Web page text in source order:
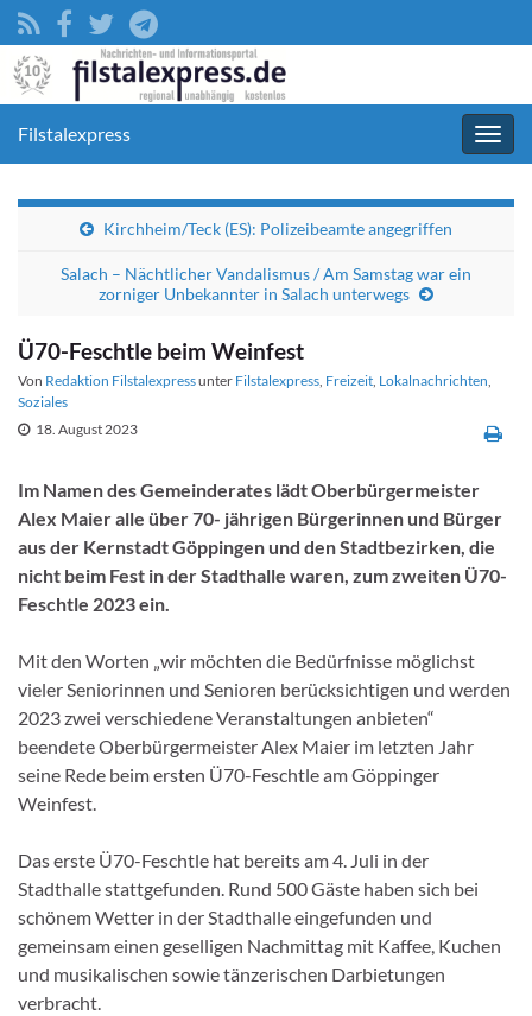
Filstalexpress
Kirchheim/Teck (ES): Polizeibeamte angegriffen
Salach – Nächtlicher Vandalismus / Am Samstag war ein
zorniger Unbekannter in Salach unterwegs
Ü70-Feschtle beim Weinfest
Von Redaktion Filstalexpressunter Filstalexpress, Freizeit, Lokalnachrichten,
Soziales
18. August 2023
Im Namen des Gemeinderates lädt Oberbürgermeister
Alex Maier alle über 70- jährigen Bürgerinnen und Bürger
aus der Kernstadt Göppingen und den Stadtbezirken, die
nicht beim Fest in der Stadthalle waren, zum zweiten Ü70-
Feschtle 2023 ein.
Mit den Worten „wir möchten die Bedürfnisse möglichst
vieler Seniorinnen und Senioren berücksichtigen und werden
2023 zwei verschiedene Veranstaltungen anbieten“
beendete Oberbürgermeister Alex Maier im letzten Jahr
seine Rede beim ersten Ü70-Feschtle am Göppinger
Weinfest.
Das erste Ü70-Feschtle hat bereits am 4. Juli in der
Stadthalle stattgefunden. Rund 500 Gäste haben sich bei
schönem Wetter in der Stadthalle eingefunden und
gemeinsam einen geselligen Nachmittag mit Kaffee, Kuchen
und musikalischen sowie tänzerischen Darbietungen
verbracht.